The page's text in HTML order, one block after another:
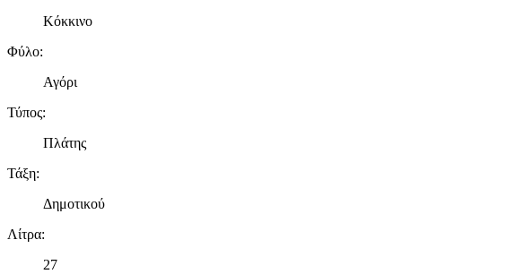
Κόκκινο
Φύλο:
Αγόρι
Τύπος:
Πλάτης
Τάξη:
Δημοτικού
Λίτρα:
27